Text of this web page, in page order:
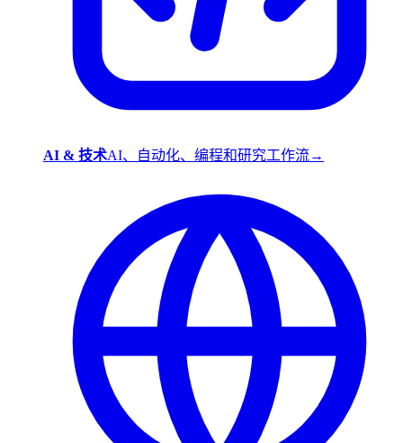
AI & 技术AI、自动化、编程和研究工作流→